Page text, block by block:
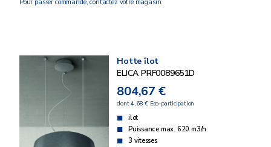
Pour passer commande, contactez votre magasin.
Hotte îlot
ELICA PRF0089651D
804,67 €
dont 4,68 € Eco-participation
ilot
Puissance max. 620 m3/h
3 vitesses